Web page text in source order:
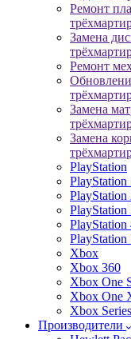
Ремонт
Замена
Ремонт
Замена
Замена
PlayStation
PlayStation
PlayStation
PlayStation
PlayStation
PlayStation
Xbox
Xbox 360
Xbox One
Xbox One
Xbox
Производители